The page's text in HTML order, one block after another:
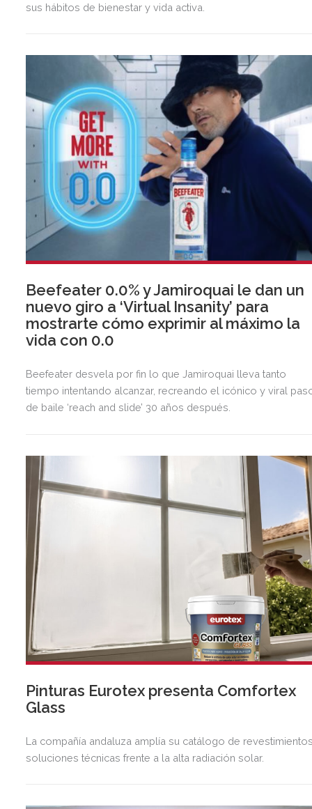
sus hábitos de bienestar y vida activa.
Beefeater 0.0% y Jamiroquai le dan un
nuevo giro a ‘Virtual Insanity’ para
mostrarte cómo exprimir al máximo la
vida con 0.0
Beefeater desvela por fin lo que Jamiroquai lleva tanto
tiempo intentando alcanzar, recreando el icónico y viral
de baile ‘reach and slide’ 30 años después.
Pinturas Eurotex presenta Comfortex
Glass
La compañía andaluza amplía su catálogo de
soluciones técnicas frente a la alta radiación solar.